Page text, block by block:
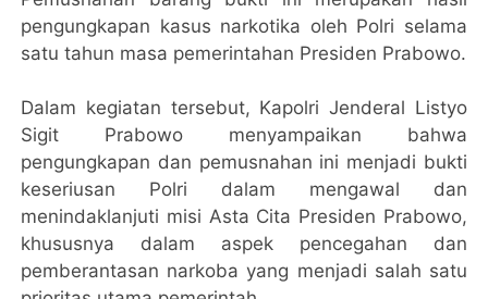
pengungkapan kasus narkotika oleh Polri selama
satu tahun masa pemerintahan Presiden Prabowo.
Dalam kegiatan tersebut, Kapolri Jenderal Listyo
Sigit Prabowo menyampaikan bahwa
pengungkapan dan pemusnahan ini menjadi bukti
keseriusan Polri dalam mengawal dan
menindaklanjuti misi Asta Cita Presiden Prabowo,
khususnya dalam aspek pencegahan dan
pemberantasan narkoba yang menjadi salah satu